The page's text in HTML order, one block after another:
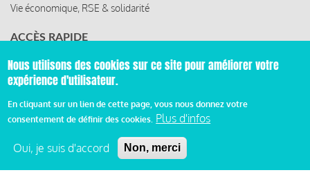
Vie économique, RSE & solidarité
ACCÈS RAPIDE
Les abonnements
Les rencontres
Les ressources
© 2019 Miroir Social - Réalisé par
Nous utilisons des cookies sur ce site pour améliorer votre
expérience d'utilisateur.
En cliquant sur un lien de cette page, vous nous donnez votre
consentement de définir des cookies. Plus d'infos
Oui, je suis d'accord Non, merci